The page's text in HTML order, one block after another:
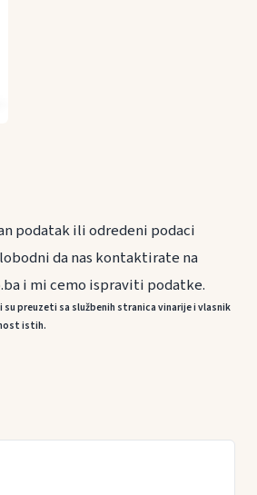
podatak ili odredeni podaci
da nas kontaktirate na
i mi cemo ispraviti podatke.
su preuzeti sa službenih stranica vinarije i vlasnik
istih.